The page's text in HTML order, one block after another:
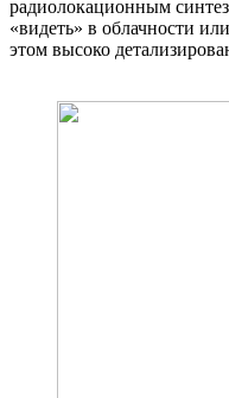
радиолокационным
«видеть» в облачности
этом высоко